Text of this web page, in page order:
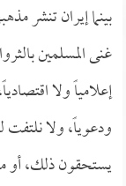
بينما إيران تنشر
غنى المسلمين
إعلامياً ولا
ودعوياً، ولا نلتفت
يستحقون ذلك، أو